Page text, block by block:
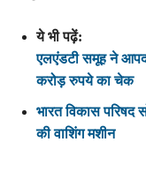
ये भी पढ़ें:
एलएंडटी समूह ने
करोड़ रुपये का चेक
भारत विकास परिषद
की वाशिंग मशीन